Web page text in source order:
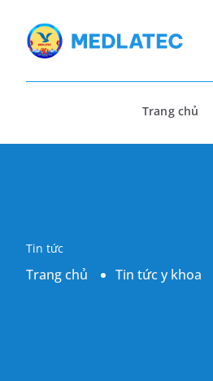
Trang chủ
Tin tức
Trang chủ Tin tức y khoa